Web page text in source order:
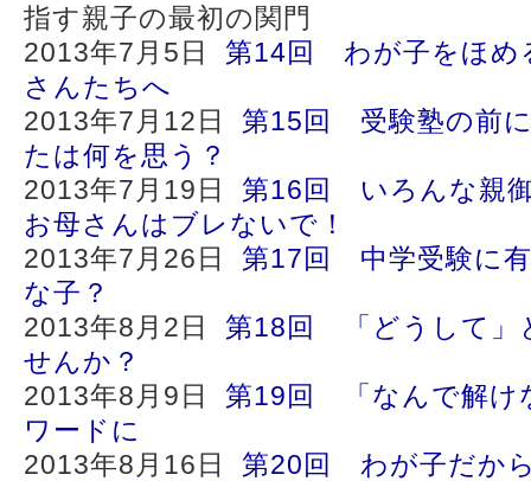
指す親子の最初の関門
2013年7月5日 第14回 わが子をほめ
さんたちへ
2013年7月12日 第15回 受験塾の前
たは何を思う？
2013年7月19日 第16回 いろんな親
お母さんはブレないで！
2013年7月26日 第17回 中学受験に
な子？
2013年8月2日 第18回 「どうして」
せんか？
2013年8月9日 第19回 「なんで解け
ワードに
2013年8月16日 第20回 わが子だか